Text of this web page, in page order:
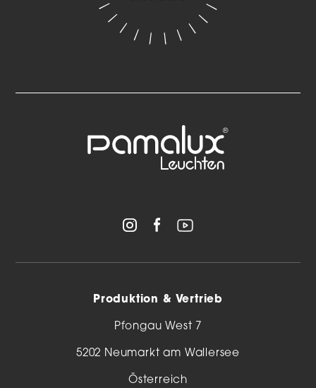
Produktion & Vertrieb
Pfongau West 7
5202 Neumarkt am Wallersee
Österreich